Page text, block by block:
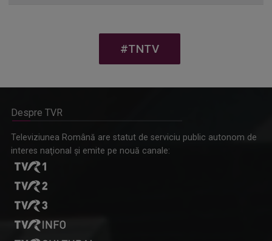
prin piesa „Ultima oră”, o montare de colecție, din 1979
#TNTV
Despre TVR
Televiziunea Română are statut de serviciu public autonom de
interes naţional şi emite pe nouă canale: